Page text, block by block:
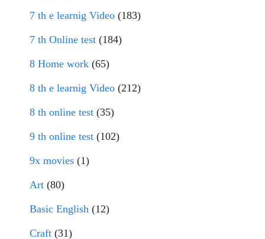
7 th e learnig Video (183)
7 th Online test (184)
8 Home work (65)
8 th e learnig Video (212)
8 th online test (35)
9 th online test (102)
9x movies (1)
Art (80)
Basic English (12)
Craft (31)